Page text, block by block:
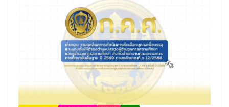
(สพฐ.) โมดูลที่ 1 : การประกันคุณภาพภายในสถานศึกษา
และการประยุกต์ใช้ปัญญาประดิษฐ์ (AI)